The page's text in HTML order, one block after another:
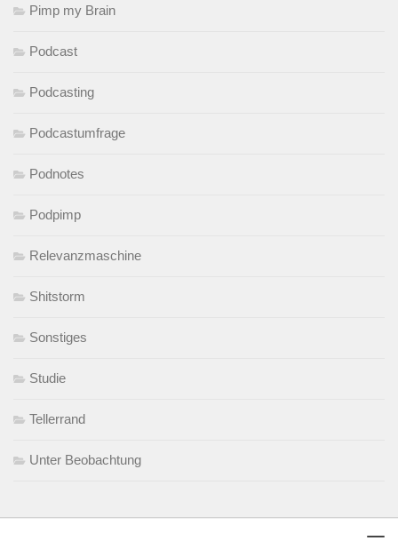
Pimp my Brain
Podcast
Podcasting
Podcastumfrage
Podnotes
Podpimp
Relevanzmaschine
Shitstorm
Sonstiges
Studie
Tellerrand
Unter Beobachtung